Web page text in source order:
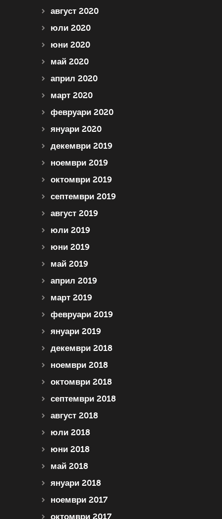
август 2020
юли 2020
юни 2020
май 2020
април 2020
март 2020
февруари 2020
януари 2020
декември 2019
ноември 2019
октомври 2019
септември 2019
август 2019
юли 2019
юни 2019
май 2019
април 2019
март 2019
февруари 2019
януари 2019
декември 2018
ноември 2018
октомври 2018
септември 2018
август 2018
юли 2018
юни 2018
май 2018
януари 2018
ноември 2017
октомври 2017